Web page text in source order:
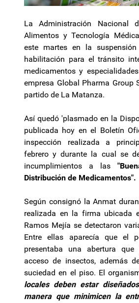
La Administración Nacional
Alimentos y Tecnología
este martes en la
habilitación para el tránsito
medicamentos y
empresa Global Pharma Group
partido de La Matanza.
Así quedó 'plasmado en la
publicada hoy en el Boletín
inspección realizada a
febrero y durante la cual se
incumplimientos a las
Distribución de Medicamentos".
Según consignó la Anmat
realizada en la firma ubicada
Ramos Mejía se detectaron
Entre ellas aparecía que el
presentaba una abertura
acceso de insectos, además
suciedad en el piso. El
locales deben estar
manera que minimicen la